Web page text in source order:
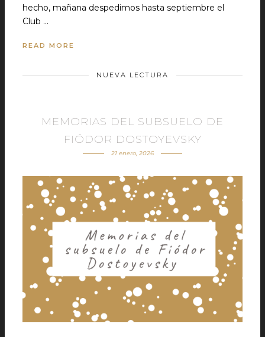
hecho, mañana despedimos hasta septiembre el
Club …
READ MORE
NUEVA LECTURA
MEMORIAS DEL SUBSUELO DE
FIÓDOR DOSTOYEVSKY
21 enero, 2026